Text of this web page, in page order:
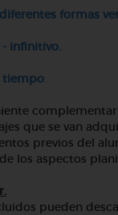
formas
- infinitivo.
tiempo.
que se van
previos del
los aspectos
pueden